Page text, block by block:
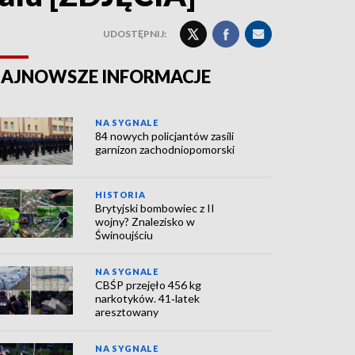
UDOSTĘPNIJ:
INFORMACJE
NA SYGNALE
84 nowych policjantów zasili
garnizon zachodniopomorski
HISTORIA
Brytyjski bombowiec z II
wojny? Znalezisko w
Świnoujściu
NA SYGNALE
CBŚP przejęło 456 kg
narkotyków. 41‑latek
aresztowany
NA SYGNALE